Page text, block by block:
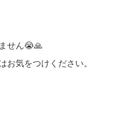
せん😭🙏
お気をつけください。